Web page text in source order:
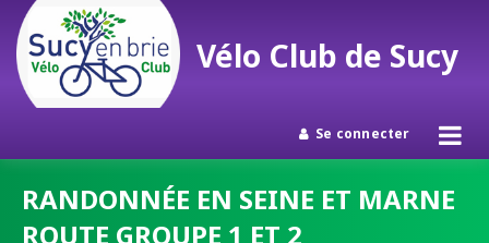
Vélo Club de Sucy
Se connecter
RANDONNÉE EN SEINE ET MARNE
ROUTE GROUPE 1 ET 2